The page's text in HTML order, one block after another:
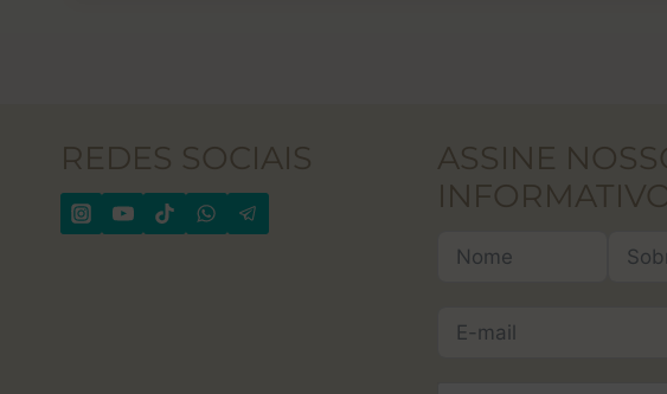
REDES SOCIAIS
ASSINE